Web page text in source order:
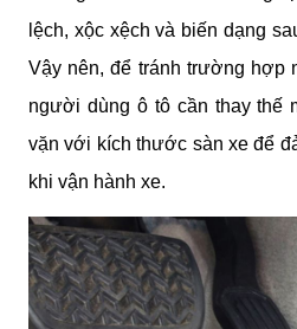
lệch, xộc xệch và biến dạng
Vậy nên, để tránh trường hợp
người dùng ô tô cần thay thế
vặn với kích thước sàn xe để
khi vận hành xe.